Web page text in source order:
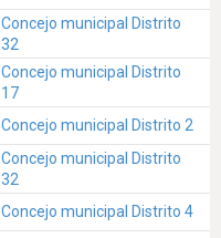
Concejo municipal Distrito
32
Concejo municipal Distrito
17
Concejo municipal Distrito 2
Concejo municipal Distrito
32
Concejo municipal Distrito 4